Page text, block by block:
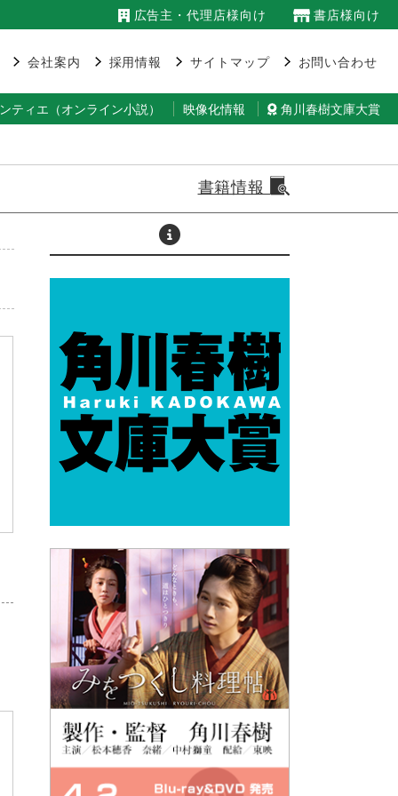
広告主・代理店様向け 書店様向け
会社案内 採用情報 サイトマップ お問い合わせ
ティエ（オンライン小説） 映像化情報 角川春樹文庫大賞
書籍情報